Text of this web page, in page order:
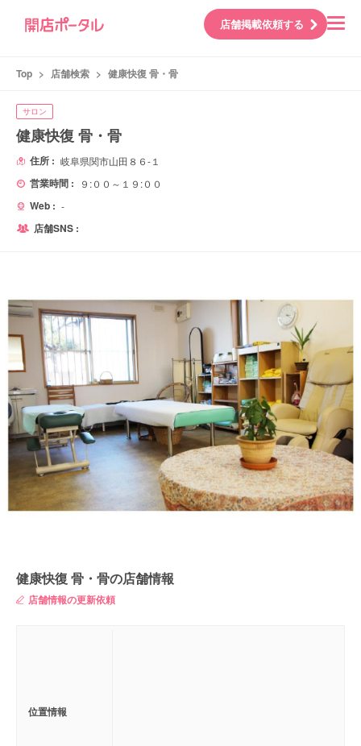
店舗掲載依頼する
Top > 店舗検索 > 健康快復 骨・骨
サロン
健康快復 骨・骨
住所 : 岐阜県関市山田８６-１
営業時間 : ９:００～１９:００
Web : -
店舗SNS :
健康快復 骨・骨の店舗情報
店舗情報の更新依頼
位置情報